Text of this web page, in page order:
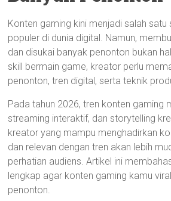
Konten gaming kini menjadi salah satu
populer di dunia digital. Namun,
dan disukai banyak penonton bukan
skill bermain game, kreator perlu
penonton, tren digital, serta teknik
Pada tahun 2026, tren konten gaming
streaming interaktif, dan storytelling
kreator yang mampu menghadirkan
dan relevan dengan tren akan lebih
perhatian audiens. Artikel ini
lengkap agar konten gaming kamu
penonton.